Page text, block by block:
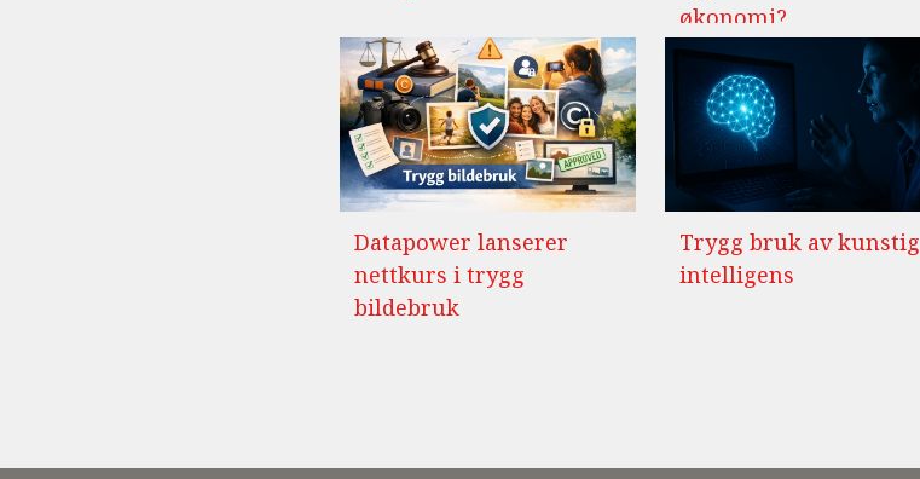
økonomi?
Datapower lanserer
nettkurs i trygg
bildebruk
Trygg bruk av kunstig
intelligens